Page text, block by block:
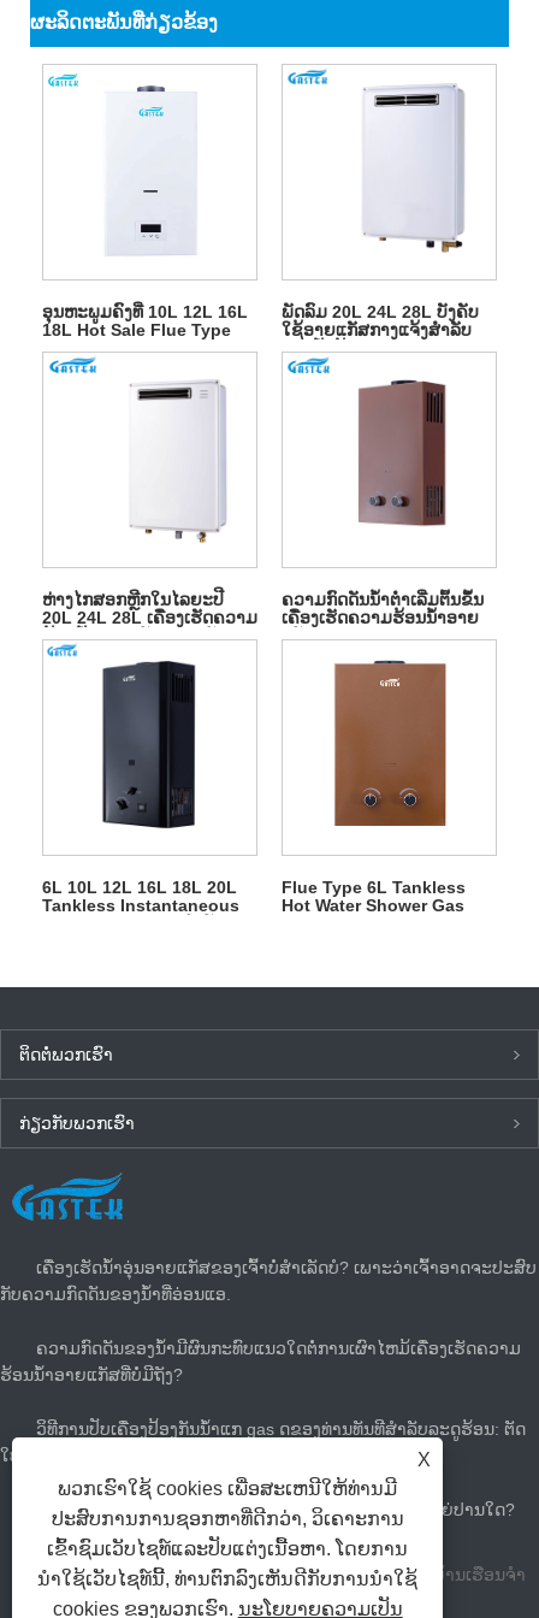
ຜະ​ລິດ​ຕະ​ພັນ​ທີ່​ກ່ຽວ​ຂ້ອງ
ອຸນຫະພູມຄົງທີ່ 10L 12L 16L
18L Hot Sale Flue Type
Wall Mounted Tankless
Instant LPG Natural Hot
Water Gas Heater for
ພັດລົມ 20L 24L 28L ບັງຄັບ
ໃຊ້ອາຍແກັສກາງແຈ້ງສໍາລັບ
ອາບນ້ໍາຮ້ອນ
ຫ່າງໄກສອກຫຼີກໃນໄລຍະປີ
20L 24L 28L ເຄື່ອງເຮັດຄວາມ
ຮ້ອນນ້ໍາອາຍແກັສອາຍແກັສ
ຄວາມກົດດັນນ້ໍາຕ່ໍາເລີ່ມຕົ້ນຂຶ້ນ
ເຄື່ອງເຮັດຄວາມຮ້ອນນ້ໍາອາຍ
ແກັສ LPG Flue
6L 10L 12L 16L 18L 20L
Tankless Instantaneous
Flue Type 6L Tankless
Hot Water Shower Gas
ຕິດ​ຕໍ່​ພວກ​ເຮົາ
ກ່ຽວ​ກັບ​ພວກ​ເຮົາ
ຂ່າວ​ລ່າ​ສຸດ
ເຄື່ອງເຮັດນ້ຳອຸ່ນອາຍແກັສຂອງເຈົ້າບໍ່ສຳເລັດບໍ? ເພາະວ່າເຈົ້າອາດຈະປະສົບ
ກັບຄວາມກົດດັນຂອງນໍ້າທີ່ອ່ອນແອ.
ຄວາມກົດດັນຂອງນ້ໍາມີຜົນກະທົບແນວໃດຕໍ່ການເຜົາໄຫມ້ເຄື່ອງເຮັດຄວາມ
ຮ້ອນນ້ໍາອາຍແກັສທີ່ບໍ່ມີຖັງ?
ວິທີການປັບເຄື່ອງປ້ອງກັນນ້ໍາແກ gas ດຂອງທ່ານທັນທີສໍາລັບລະດູຮ້ອນ: ຕັດ
ໃບບິນແກັດແລະເຢັນ
ທ່ານຕ້ອງການເຄື່ອງເຮັດນ້ໍາຮ້ອນຂະຫນາດໃຫຍ່ຂະຫນາດໃຫຍ່ປານໃດ?
ບໍລິສັດເຄື່ອງໃຊ້ສໍາລັບສະຫງວນລິຂະສິດ Zhongshan Tastek ບ້ານເຮືອນຈໍາ
X
ພວກເຮົາໃຊ້ cookies ເພື່ອສະເຫນີໃຫ້ທ່ານມີ
ປະສົບການການຊອກຫາທີ່ດີກວ່າ, ວິເຄາະການ
ເຂົ້າຊົມເວັບໄຊທ໌ແລະປັບແຕ່ງເນື້ອຫາ. ໂດຍການ
ນໍາໃຊ້ເວັບໄຊທ໌ນີ້, ທ່ານຕົກລົງເຫັນດີກັບການນໍາໃຊ້
cookies ຂອງພວກເຮົາ. ນະໂຍບາຍຄວາມເປັນ